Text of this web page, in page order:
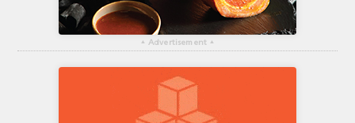
▴ Advertisement ▴